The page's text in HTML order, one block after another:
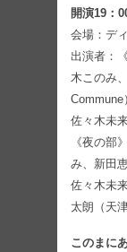
開演19：
会場：デ
出演者：
木このみ
Commune
佐々木未来
《夜の部
み、新田
佐々木未
太朗（天津
このまに